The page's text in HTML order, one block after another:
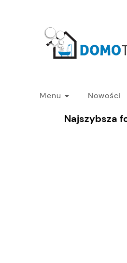
Menu Nowości
PROGRAM B2B -
Najszybsza